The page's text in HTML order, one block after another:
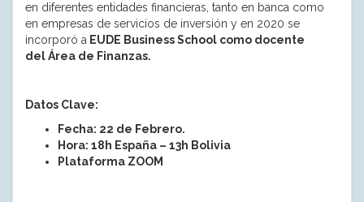
en diferentes entidades financieras, tanto en banca como
en empresas de servicios de inversión y en 2020 se
incorporó a EUDE Business School como docente
del Área de Finanzas.
Datos Clave:
Fecha: 22 de Febrero.
Hora: 18h España – 13h Bolivia
Plataforma ZOOM